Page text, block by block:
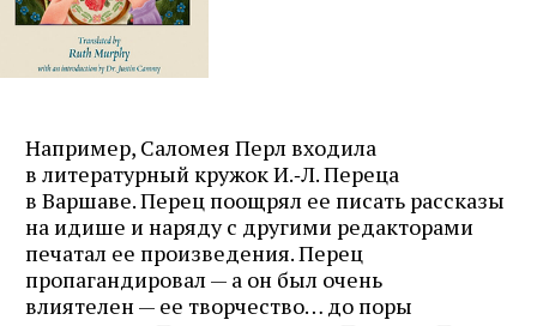
Например, Саломея Перл входила
в литературный кружок И.‑Л. Переца
в Варшаве. Перец поощрял ее писать рассказы
на идише и наряду с другими редакторами
печатал ее произведения. Перец
пропагандировал — а он был очень
влиятелен — ее творчество… до поры